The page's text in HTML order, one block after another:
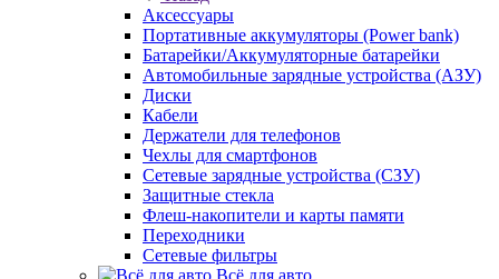
Аксессуары
Портативные аккумуляторы (Power bank)
Батарейки/Аккумуляторные батарейки
Автомобильные зарядные устройства (АЗУ)
Диски
Кабели
Держатели для телефонов
Чехлы для смартфонов
Сетевые зарядные устройства (СЗУ)
Защитные стекла
Флеш-накопители и карты памяти
Переходники
Сетевые фильтры
Всё для авто